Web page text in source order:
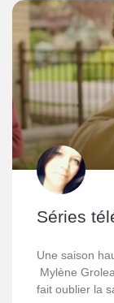
Séries
Une saison
Mylène
fait oublier la